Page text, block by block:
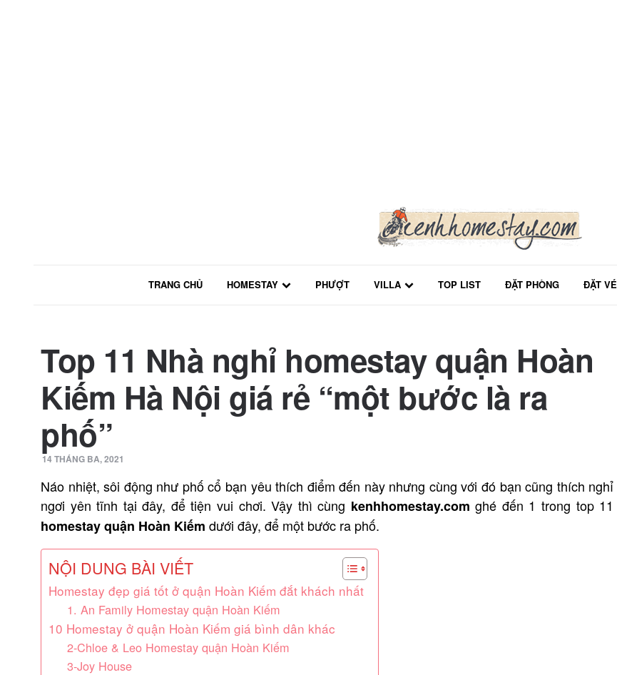
TRANG CHỦ HOMESTAY PHƯỢT VILLA TOP LIST ĐẶT PHÒNG ĐẶT
Top 11 Nhà nghỉ homestay quận Hoàn
Kiếm Hà Nội giá rẻ “một bước là ra
phố”
14 THÁNG BA, 2021
Náo nhiệt, sôi động như phố cổ bạn yêu thích điểm đến này nhưng cùng với đó bạn cũng thích nghỉ
ngơi yên tĩnh tại đây, để tiện vui chơi. Vậy thì cùng kenhhomestay.com ghé đến 1 trong top 11
homestay quận Hoàn Kiếm dưới đây, để một bước ra phố.
NỘI DUNG BÀI VIẾT
Homestay đẹp giá tốt ở quận Hoàn Kiếm đắt khách nhất
1. An Family Homestay quận Hoàn Kiếm
10 Homestay ở quận Hoàn Kiếm giá bình dân khác
2-Chloe & Leo Homestay quận Hoàn Kiếm
3-Joy House